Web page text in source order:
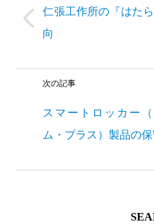
仁張工作所の『はた
向
次の記事
スマートロッカー
ム・プラス）製品の